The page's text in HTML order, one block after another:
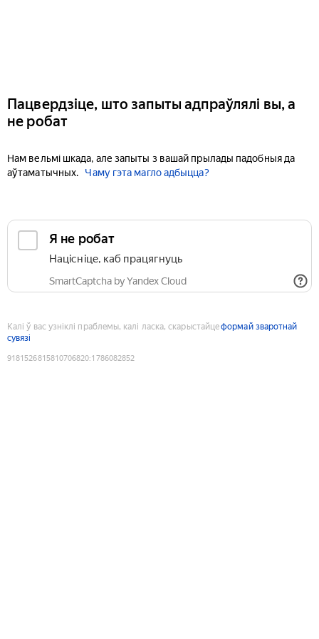
Пацвердзіце, што запыты адпраўлялі вы, а
не робат
Нам вельмі шкада, але запыты з вашай прылады падобныя да
аўтаматычных.
Чаму гэта магло адбыцца?
Я не робат
Націсніце, каб працягнуць
SmartCaptcha by Yandex Cloud
Калі ў вас узніклі праблемы, калі ласка, скарыстайцеформай зваротнай
сувязі
9181526815810706820:1786082852